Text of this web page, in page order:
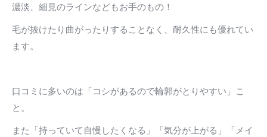
濃淡、細見のラインなどもお手のもの！
毛が抜けたり曲がったりすることなく、耐久性にも優れてい
ます。
口コミに多いのは「コシがあるので輪郭がとりやすい」こ
と。
また「持っていて自慢したくなる」「気分が上がる」「メイ